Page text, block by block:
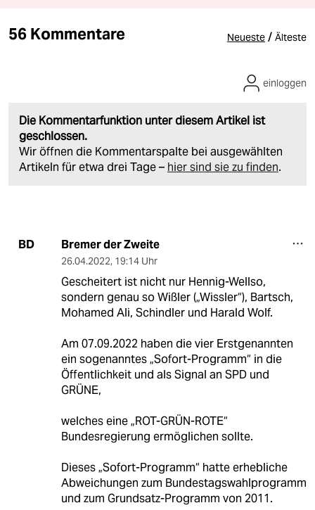
56 Kommentare Neueste / Älteste
Die Kommentarfunktion unter diesem Artikel ist
geschlossen.
Wir öffnen die Kommentarspalte bei ausgewählten
Artikeln für etwa drei Tage – hier sind sie zu finden.
einloggen
BD Bremer der Zweite
26.04.2022, 19:14 Uhr
Gescheitert ist nicht nur Hennig-Wellso,
sondern genau so Wißler („Wissler“), Bartsch,
Mohamed Ali, Schindler und Harald Wolf.
Am 07.09.2022 haben die vier Erstgenannten
ein sogenanntes „Sofort-Programm“ in die
Öffentlichkeit und als Signal an SPD und
GRÜNE,
welches eine „ROT-GRÜN-ROTE“
Bundesregierung ermöglichen sollte.
Dieses „Sofort-Programm“ hatte erhebliche
Abweichungen zum Bundestagswahlprogramm
und zum Grundsatz-Programm von 2011.